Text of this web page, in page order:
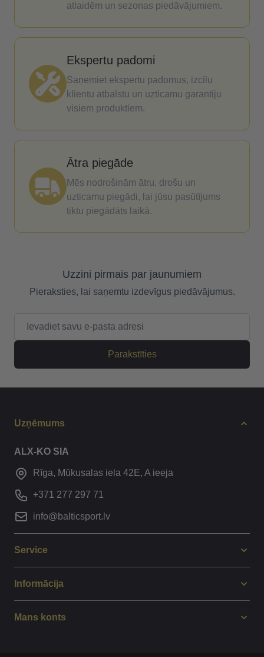
atlaidēm un sezonas piedāvājumiem.
Ekspertu padomi
Saņemiet ekspertu padomus, izcilu
klientu atbalstu un uzticamu garantiju
visiem produktiem.
Ātra piegāde
Mēs nodrošinām ātru, drošu un
uzticamu piegādi, lai jūsu pasūtījums
tiktu piegādāts laikā.
Uzzini pirmais par jaunumiem
Pieraksties, lai saņemtu izdevīgus piedāvājumus.
Parakstīties
Uzņēmums
ALX-KO SIA
Rīga, Mūkusalas iela 42E, A ieeja
+371 277 297 71
info@balticsport.lv
Service
Informācija
Mans konts